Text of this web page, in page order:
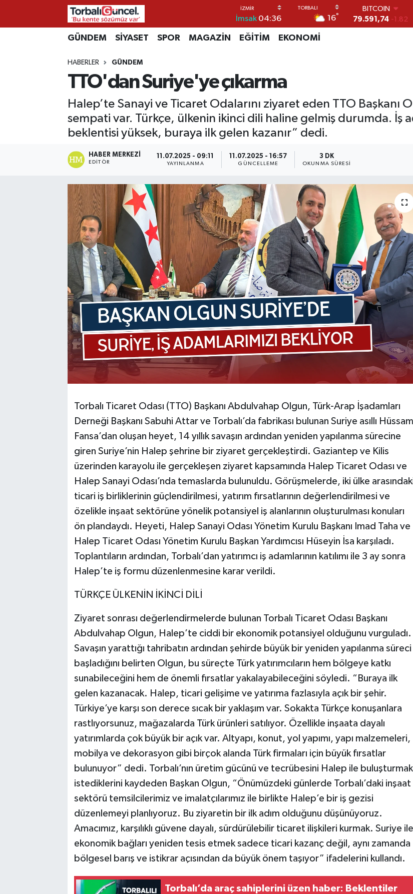
İmsak 04:36 16°
DOLAR
45,43620 0.02
EURO
14.598,00 0
BITCOIN
79.591,74 -1.82
GÜNDEM SİYASET SPOR MAGAZİN EĞİTİM EKONOMİ
HABERLER GÜNDEM
TTO'dan Suriye'ye çıkarma
Halep’te Sanayi ve Ticaret Odalarını ziyaret eden TTO Başkanı
sempati var. Türkçe, ülkenin ikinci dili haline gelmiş durumda. İş
beklentisi yüksek, buraya ilk gelen kazanır” dedi.
HABER MERKEZI
EDITÖR
11.07.2025 - 09:11
YAYINLANMA
11.07.2025 - 16:57
GÜNCELLEME
3 DK
OKUNMA SÜRESI
Torbalı Ticaret Odası (TTO) Başkanı Abdulvahap Olgun, Türk-Arap İşadamları
Derneği Başkanı Sabuhi Attar ve Torbalı’da fabrikası bulunan Suriye asıllı Hüssam
Fansa’dan oluşan heyet, 14 yıllık savaşın ardından yeniden yapılanma sürecine
giren Suriye’nin Halep şehrine bir ziyaret gerçekleştirdi. Gaziantep ve Kilis
üzerinden karayolu ile gerçekleşen ziyaret kapsamında Halep Ticaret Odası ve
Halep Sanayi Odası’nda temaslarda bulunuldu. Görüşmelerde, iki ülke
ticari iş birliklerinin güçlendirilmesi, yatırım fırsatlarının değerlendirilmesi ve
özelikle inşaat sektörüne yönelik potansiyel iş alanlarının oluşturulması konuları
ön plandaydı. Heyeti, Halep Sanayi Odası Yönetim Kurulu Başkanı Imad Taha ve
Halep Ticaret Odası Yönetim Kurulu Başkan Yardımcısı Hüseyin İsa karşıladı.
Toplantıların ardından, Torbalı’dan yatırımcı iş adamlarının katılımı ile 3 ay sonra
Halep’te iş formu düzenlenmesine karar verildi.
TÜRKÇE ÜLKENİN İKİNCİ DİLİ
Ziyaret sonrası değerlendirmelerde bulunan Torbalı Ticaret Odası Başkanı
Abdulvahap Olgun, Halep’te ciddi bir ekonomik potansiyel olduğunu vurguladı.
Savaşın yarattığı tahribatın ardından şehirde büyük bir yeniden yapılanma süreci
başladığını belirten Olgun, bu süreçte Türk yatırımcıların hem bölgeye katkı
sunabileceğini hem de önemli fırsatlar yakalayabileceğini söyledi. “Buraya ilk
gelen kazanacak. Halep, ticari gelişime ve yatırıma fazlasıyla açık bir şehir.
Türkiye’ye karşı son derece sıcak bir yaklaşım var. Sokakta Türkçe konuşanlara
rastlıyorsunuz, mağazalarda Türk ürünleri satılıyor. Özellikle inşaata dayalı
yatırımlarda çok büyük bir açık var. Altyapı, konut, yol yapımı, yapı malzemeleri,
mobilya ve dekorasyon gibi birçok alanda Türk firmaları için büyük fırsatlar
bulunuyor” dedi. Torbalı’nın üretim gücünü ve tecrübesini Halep ile buluşturmak
istediklerini kaydeden Başkan Olgun, “Önümüzdeki günlerde Torbalı’daki inşaat
sektörü temsilcilerimiz ve imalatçılarımız ile birlikte Halep’e bir iş gezisi
düzenlemeyi planlıyoruz. Bu ziyaretin bir ilk adım olduğunu düşünüyoruz.
Amacımız, karşılıklı güvene dayalı, sürdürülebilir ticaret ilişkileri kurmak. Suriye ile
ekonomik bağları yeniden tesis etmek sadece ticari kazanç değil, aynı zamanda
bölgesel barış ve istikrar açısından da büyük önem taşıyor” ifadelerini kullandı.
Torbalı’da araç sahiplerini üzen haber: Beklentiler
İzmir Nöbetçi Eczaneler
İzmir Hava Durumu
İzmir Namaz Vakitleri
İzmir Trafik Yoğunluk Haritası
Süper Lig Puan Durumu ve Fikstür
Tüm Manşetler
Son Dakika Haberleri
Haber Arşivi